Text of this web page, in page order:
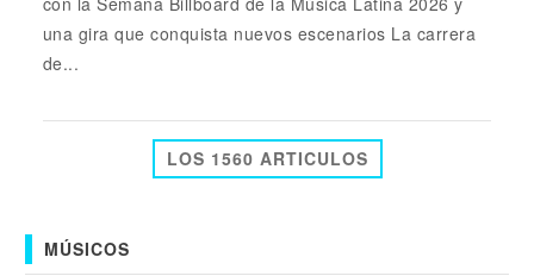
una gira que conquista nuevos escenarios La carrera
de...
LOS 1560 ARTICULOS
MÚSICOS